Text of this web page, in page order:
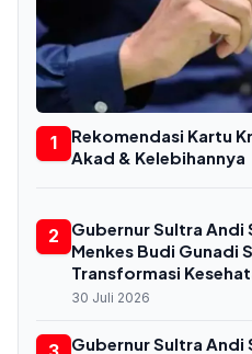
1
Rekomendasi Kartu
Akad & Kelebihannya
2
Gubernur Sultra Andi
Menkes Budi Gunadi
Transformasi
Baubau
30 Juli 2026
Gubernur Sultra Andi